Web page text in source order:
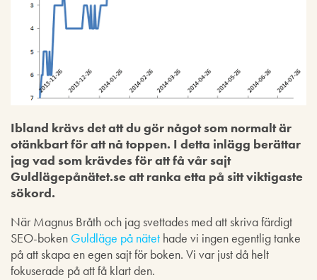
Ibland krävs det att du gör något som normalt är
otänkbart för att nå toppen. I detta inlägg berättar
jag vad som krävdes för att få vår sajt
Guldlägepånätet.se att ranka etta på sitt viktigaste
sökord.
När Magnus Bråth och jag svettades med att skriva färdigt
SEO-boken Guldläge på nätet hade vi ingen egentlig tanke
på att skapa en egen sajt för boken. Vi var just då helt
fokuserade på att få klart den.